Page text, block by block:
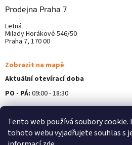
Tento web používá soubory
tohoto webu vyjadřujete souhlas s
Prodejna Praha 7
Letná
Milady Horákové 546/50
Praha 7, 170 00
Zobrazit na mapě
Aktuální otevírací doba
PO - PÁ: 09:00 - 18:30
Více informací ZDE